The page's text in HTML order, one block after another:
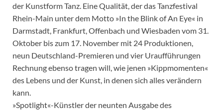
der Kunstform Tanz. Eine Qualität, der das Tanzfestival
Rhein-Main unter dem Motto »In the Blink of An Eye« in
Darmstadt, Frankfurt, Offenbach und Wiesbaden vom 31.
Oktober bis zum 17. November mit 24 Produktionen,
neun Deutschland-Premieren und vier Uraufführungen
Rechnung ebenso tragen will, wie jenen »Kippmomenten«
des Lebens und der Kunst, in denen sich alles verändern
kann.
»Spotlight«-Künstler der neunten Ausgabe des